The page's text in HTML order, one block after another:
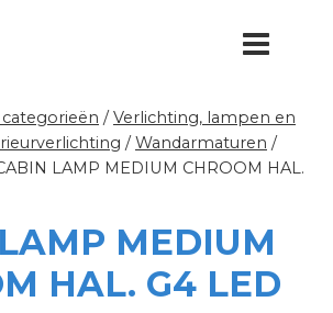
/ Verlichting, lampen en
/ Wandarmaturen /
LAMP MEDIUM CHROOM HAL.
MEDIUM
HAL. G4 LED